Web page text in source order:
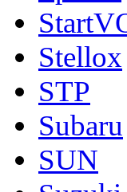
Stellox
STP
Subaru
SUN